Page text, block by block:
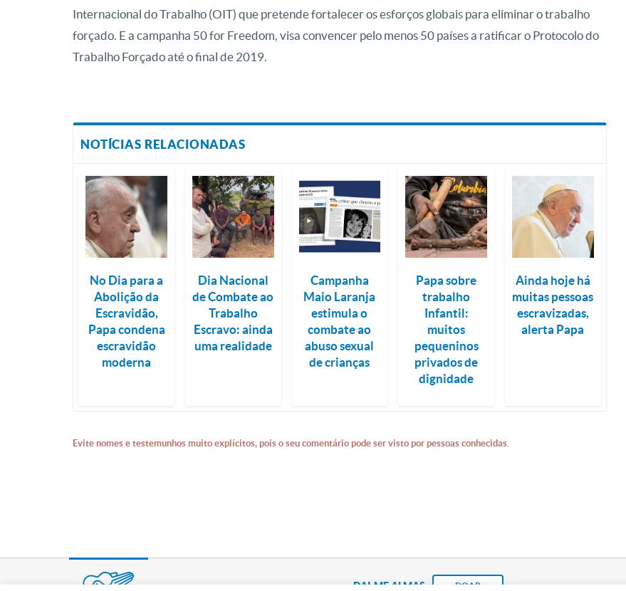
Internacional do Trabalho (OIT) que pretende fortalecer os esforços globais para eliminar o trabalho
forçado. E a campanha 50 for Freedom, visa convencer pelo menos 50 países a ratificar o Protocolo do
Trabalho Forçado até o final de 2019.
NOTÍCIAS RELACIONADAS
No Dia para a
Abolição da
Escravidão,
Papa condena
escravidão
moderna
Dia Nacional
de Combate ao
Trabalho
Escravo: ainda
uma realidade
Campanha
Maio Laranja
estimula o
combate ao
abuso sexual
de crianças
Papa sobre
trabalho
Infantil:
muitos
pequeninos
privados de
dignidade
Ainda hoje há
muitas pessoas
escravizadas,
alerta Papa
Evite nomes e testemunhos muito explícitos, pois o seu comentário pode ser visto por pessoas conhecidas.
DAI-ME ALMAS DOAR